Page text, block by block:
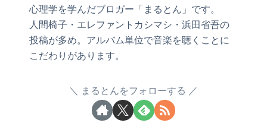
心理学を学んだブロガー「まるとん」です。
人間椅子・エレファントカシマシ・浜田省吾の
投稿が多め。アルバム単位で音楽を聴くことに
こだわりがあります。
まるとんをフォローする